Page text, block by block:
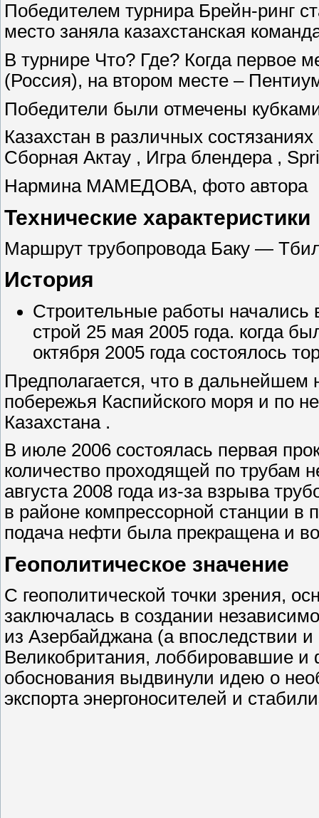
Победителем турнира Брейн-ринг
место заняла казахстанская
В турнире Что? Где? Когда первое
(Россия), на втором месте –
Победители были отмечены
Казахстан в различных
Сборная Актау , Игра блендера ,
Нармина МАМЕДОВА, фото автора
Технические характеристики
Маршрут трубопровода Баку —
История
Строительные работы начались
строй 25 мая 2005 года. когда
октября 2005 года состоялось
Предполагается, что в дальнейшем
побережья Каспийского моря и по
Казахстана .
В июле 2006 состоялась первая
количество проходящей по трубам
августа 2008 года из-за взрыва
в районе компрессорной станции
подача нефти была прекращена и
Геополитическое значение
С геополитической точки зрения,
заключалась в создании
из Азербайджана (а впоследствии
Великобритания, лоббировавшие и
обоснования выдвинули идею о
экспорта энергоносителей и